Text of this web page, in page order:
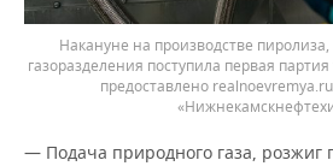
Накануне на производстве
газоразделения поступила первая партия
предоставлено
— Подача природного газа, розжиг